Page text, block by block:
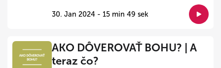
30. Jan 2024 - 15 min 49 sek
AKO DÔVEROVAŤ BOHU? | A
teraz čo?